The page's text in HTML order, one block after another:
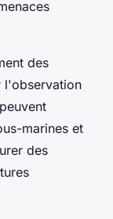
des
l'observation
marines et
des